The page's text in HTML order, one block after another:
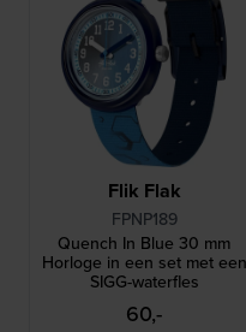
Flik Flak
FPNP189
Quench In Blue 30 mm
Horloge in een set met een
SIGG-waterfles
60,-